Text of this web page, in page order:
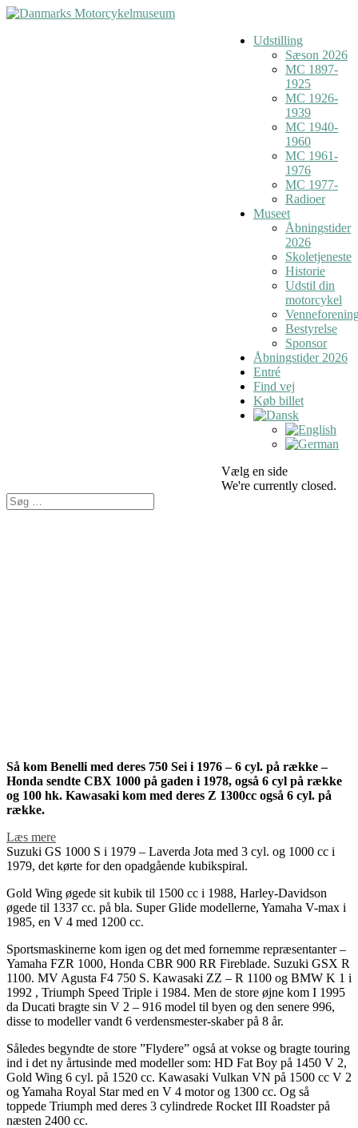
Udstilling
Sæson 2026
MC 1897-
1925
MC 1926-
1939
MC 1940-
1960
MC 1961-
1976
MC 1977-
Radioer
Museet
Åbningstider
2026
Skoletjeneste
Historie
Udstil din
motorcykel
Bestyrelse
Sponsor
Åbningstider 2026
Entré
Find vej
Køb billet
Vælg en side
We're currently closed.
Så kom Benelli med deres 750 Sei i 1976 – 6 cyl. på række –
Honda sendte CBX 1000 på gaden i 1978, også 6 cyl på række
og 100 hk. Kawasaki kom med deres Z 1300cc også 6 cyl. på
række.
Læs mere
Suzuki GS 1000 S i 1979 – Laverda Jota med 3 cyl. og 1000 cc i
1979, det kørte for den opadgående kubikspiral.
Gold Wing øgede sit kubik til 1500 cc i 1988, Harley-Davidson
øgede til 1337 cc. på bla. Super Glide modellerne, Yamaha V-max i
1985, en V 4 med 1200 cc.
Sportsmaskinerne kom igen og det med fornemme repræsentanter –
Yamaha FZR 1000, Honda CBR 900 RR Fireblade. Suzuki GSX R
1100. MV Agusta F4 750 S. Kawasaki ZZ – R 1100 og BMW K 1 i
1992 , Triumph Speed Triple i 1984. Men de store øjne kom I 1995
da Ducati bragte sin V 2 – 916 model til byen og den senere 996,
disse to modeller vandt 6 verdensmester-skaber på 8 år.
Således begyndte de store ”Flydere” også at vokse og bragte touring
ind i det ny årtusinde med modeller som: HD Fat Boy på 1450 V 2,
Gold Wing 6 cyl. på 1520 cc. Kawasaki Vulkan VN på 1500 cc V 2
og Yamaha Royal Star med en V 4 motor og 1300 cc. Og så
toppede Triumph med deres 3 cylindrede Rocket III Roadster på
næsten 2400 cc.